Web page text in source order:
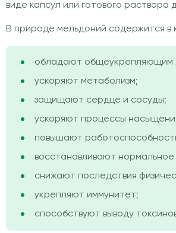
виде капсул или готового раствора
В природе мельдоний содержится в
обладают общеукрепляющим
ускоряют метаболизм;
защищают сердце и сосуды;
ускоряют процессы
повышают
восстанавливают
снижают последствия
укрепляют иммунитет;
способствуют выводу